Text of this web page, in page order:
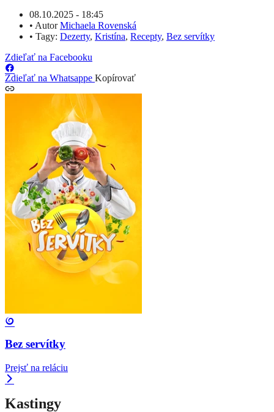
08.10.2025 - 18:45
• AutorMichaela Rovenská
• Tagy: Dezerty, Kristína, Recepty, Bez servítky
Zdieľať na Facebooku
Zdieľať na Whatsappe Kopírovať
Bez servítky
Prejsť na reláciu
Kastingy